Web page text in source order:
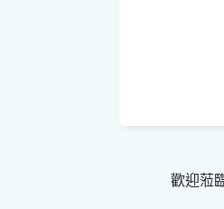
歡迎蒞